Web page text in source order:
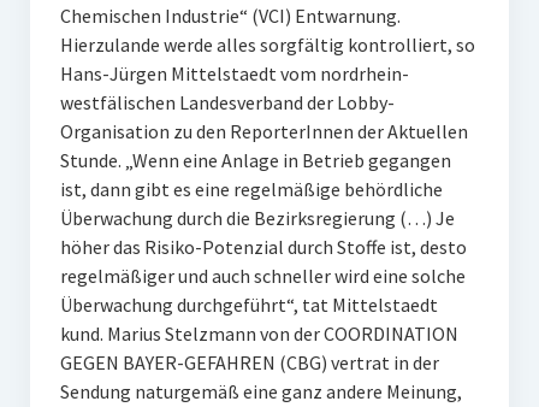
Chemischen Industrie“ (VCI) Entwarnung.
Hierzulande werde alles sorgfältig kontrolliert, so
Hans-Jürgen Mittelstaedt vom nordrhein-
westfälischen Landesverband der Lobby-
Organisation zu den ReporterInnen der Aktuellen
Stunde. „Wenn eine Anlage in Betrieb gegangen
ist, dann gibt es eine regelmäßige behördliche
Überwachung durch die Bezirksregierung (…) Je
höher das Risiko-Potenzial durch Stoffe ist, desto
regelmäßiger und auch schneller wird eine solche
Überwachung durchgeführt“, tat Mittelstaedt
kund. Marius Stelzmann von der COORDINATION
GEGEN BAYER-GEFAHREN (CBG) vertrat in der
Sendung naturgemäß eine ganz andere Meinung,